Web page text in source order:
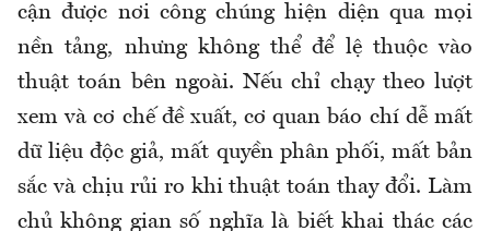
cận được nơi công chúng hiện diện qua mọi
nền tảng, nhưng không thể để lệ thuộc vào
thuật toán bên ngoài. Nếu chỉ chạy theo lượt
xem và cơ chế đề xuất, cơ quan báo chí dễ mất
dữ liệu độc giả, mất quyền phân phối, mất bản
sắc và chịu rủi ro khi thuật toán thay đổi. Làm
chủ không gian số nghĩa là biết khai thác các